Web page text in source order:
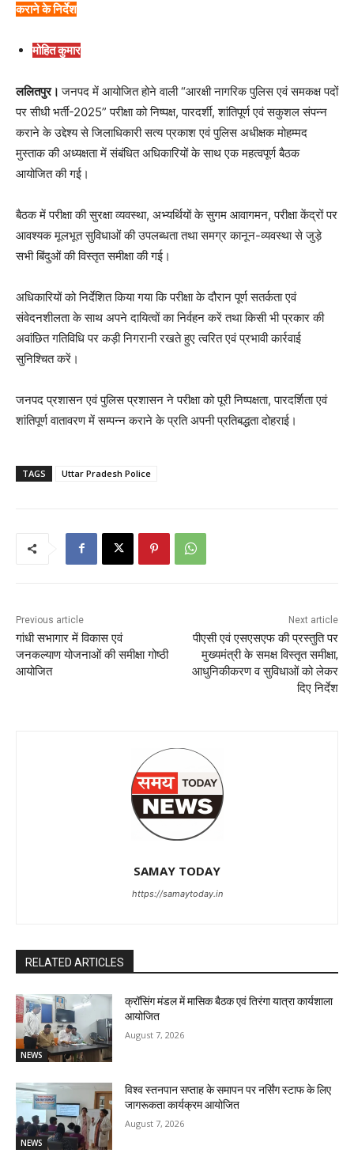
कराने के निर्देश
मोहित कुमार
ललितपुर।जनपद में आयोजित होने वाली “आरक्षी नागरिक पुलिस एवं समकक्ष पदों
पर सीधी भर्ती-2025” परीक्षा को निष्पक्ष, पारदर्शी, शांतिपूर्ण एवं सकुशल संपन्न
कराने के उद्देश्य से जिलाधिकारी सत्य प्रकाश एवं पुलिस अधीक्षक मोहम्मद
मुस्ताक की अध्यक्षता में संबंधित अधिकारियों के साथ एक महत्वपूर्ण बैठक
आयोजित की गई।
बैठक में परीक्षा की सुरक्षा व्यवस्था, अभ्यर्थियों के सुगम आवागमन, परीक्षा केंद्रों पर
आवश्यक मूलभूत सुविधाओं की उपलब्धता तथा समग्र कानून-व्यवस्था से जुड़े
सभी बिंदुओं की विस्तृत समीक्षा की गई।
अधिकारियों को निर्देशित किया गया कि परीक्षा के दौरान पूर्ण सतर्कता एवं
संवेदनशीलता के साथ अपने दायित्वों का निर्वहन करें तथा किसी भी प्रकार की
अवांछित गतिविधि पर कड़ी निगरानी रखते हुए त्वरित एवं प्रभावी कार्रवाई
सुनिश्चित करें।
जनपद प्रशासन एवं पुलिस प्रशासन ने परीक्षा को पूरी निष्पक्षता, पारदर्शिता एवं
शांतिपूर्ण वातावरण में सम्पन्न कराने के प्रति अपनी प्रतिबद्धता दोहराई।
TAGS Uttar Pradesh Police
Previous article
गांधी सभागार में विकास एवं
जनकल्याण योजनाओं की समीक्षा गोष्ठी
आयोजित
Next article
पीएसी एवं एसएसएफ की प्रस्तुति पर
मुख्यमंत्री के समक्ष विस्तृत समीक्षा,
आधुनिकीकरण व सुविधाओं को लेकर
दिए निर्देश
SAMAY TODAY
https://samaytoday.in
RELATED ARTICLES
NEWS
क्रॉसिंग मंडल में मासिक बैठक एवं तिरंगा यात्रा कार्यशाला
आयोजित
August 7, 2026
NEWS
विश्व स्तनपान सप्ताह के समापन पर नर्सिंग स्टाफ के लिए
जागरूकता कार्यक्रम आयोजित
August 7, 2026